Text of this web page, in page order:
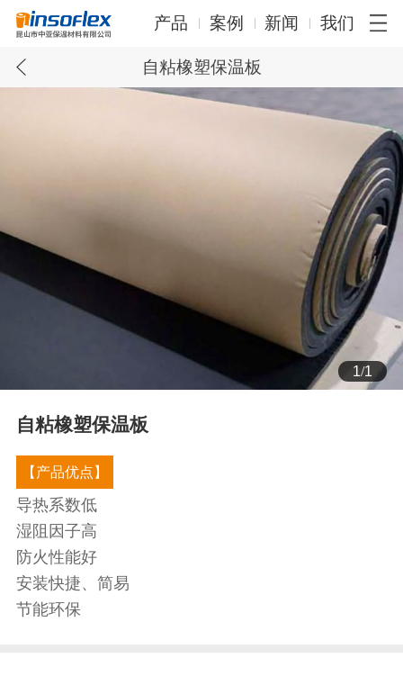
产品 案例 新闻 我们
自粘橡塑保温板
1/1
自粘橡塑保温板
【产品优点】
导热系数低
湿阻因子高
防火性能好
安装快捷、简易
节能环保